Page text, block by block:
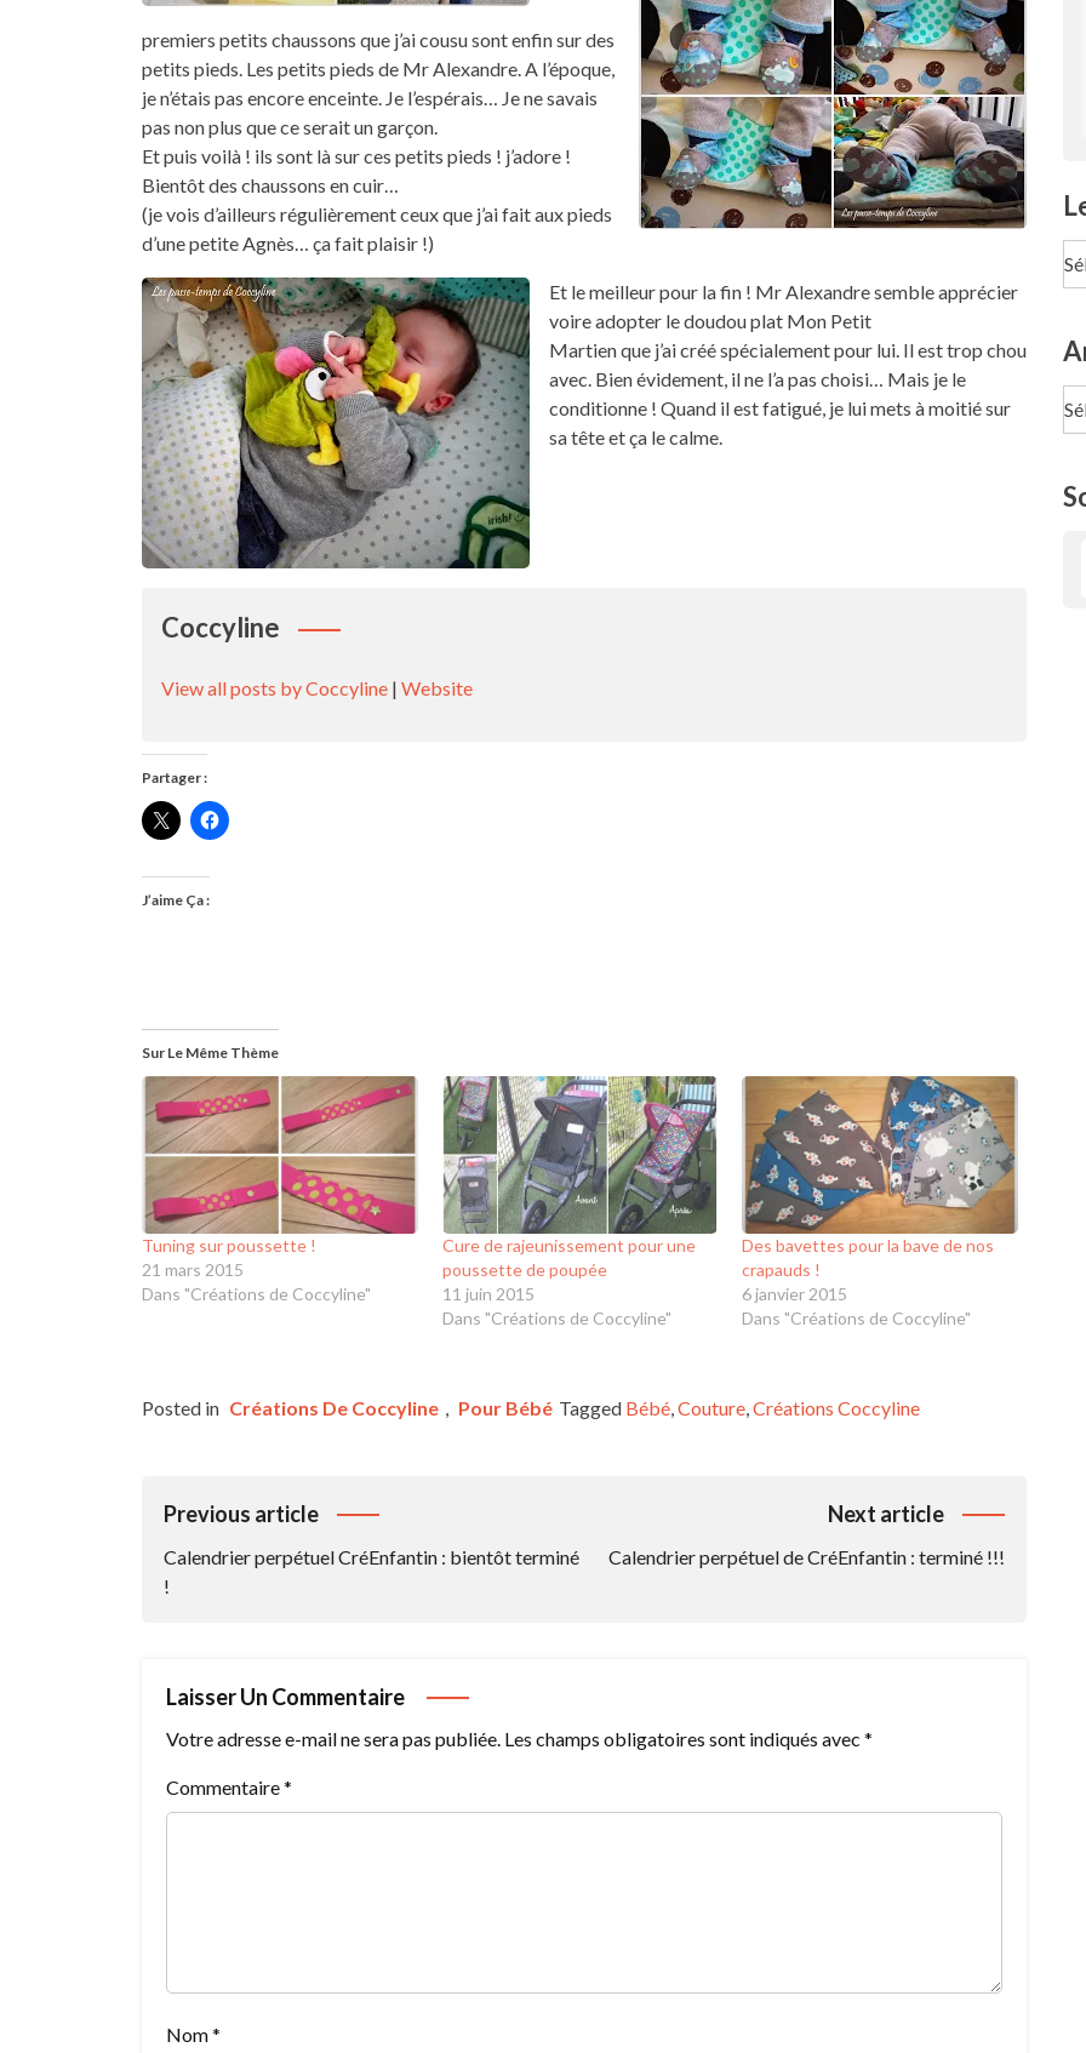
premiers petits chaussons que j’ai cousu sont enfin sur des
petits pieds. Les petits pieds de Mr Alexandre. A l’époque,
je n’étais pas encore enceinte. Je l’espérais… Je ne savais
pas non plus que ce serait un garçon.
Et puis voilà ! ils sont là sur ces petits pieds ! j’adore !
Bientôt des chaussons en cuir…
(je vois d’ailleurs régulièrement ceux que j’ai fait aux pieds
d’une petite Agnès… ça fait plaisir !)
Et le meilleur pour la fin ! Mr Alexandre semble apprécier
voire adopter le doudou plat Mon Petit
Martien que j’ai créé spécialement pour lui. Il est trop chou
avec. Bien évidement, il ne l’a pas choisi… Mais je le
conditionne ! Quand il est fatigué, je lui mets à moitié sur
sa tête et ça le calme.
Coccyline
View all posts by Coccyline | Website
Partager :
J’aime Ça :
Sur Le Même Thème
Tuning sur poussette !
21 mars 2015
Dans "Créations de Coccyline"
Cure de rajeunissement pour une
poussette de poupée
11 juin 2015
Dans "Créations de Coccyline"
Des bavettes pour la bave de nos
crapauds !
6 janvier 2015
Dans "Créations de Coccyline"
Posted in Créations De Coccyline Pour Bébé Tagged Bébé Couture Créations Coccyline
Navigation
L’article
Previous article
Calendrier perpétuel CréEnfantin : bientôt terminé
!
Next article
Calendrier perpétuel de CréEnfantin : terminé !!!
Laisser Un Commentaire
Votre adresse e-mail ne sera pas publiée. Les champs obligatoires sont indiqués avec *
Commentaire*
Nom*